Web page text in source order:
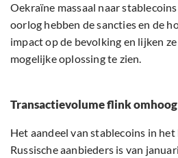
Oekraïne massaal naar
oorlog hebben de sancties en de
impact op de bevolking en lijken
mogelijke oplossing te zien.
Transactievolume flink omhoog
Het aandeel van stablecoins in
Russische aanbieders is van